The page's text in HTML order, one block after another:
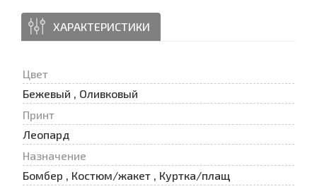
ХАРАКТЕРИСТИКИ
Цвет
Бежевый , Оливковый
Принт
Леопард
Назначение
Бомбер , Костюм/жакет , Куртка/плащ